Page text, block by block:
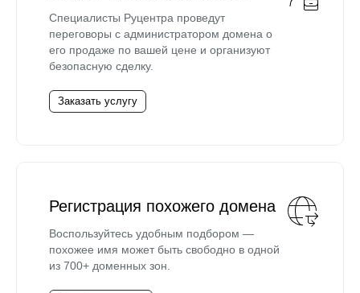
Специалисты Руцентра проведут
переговоры с администратором домена о
его продаже по вашей цене и организуют
безопасную сделку.
Заказать услугу
Регистрация похожего домена
Воспользуйтесь удобным подбором —
похожее имя может быть свободно в одной
из 700+ доменных зон.